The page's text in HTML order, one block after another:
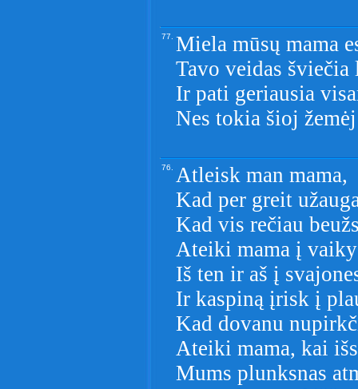
77. Miela mūsų mama
Tavo veidas šviečia
Ir pati geriausia
Nes tokia šioj
76. Atleisk man mama,
Kad per greit
Kad vis rečiau
Ateiki mama į
Iš ten ir aš į
Ir kaspiną įrisk į
Kad dovanu
Ateiki mama, kai
Mums plunksnas